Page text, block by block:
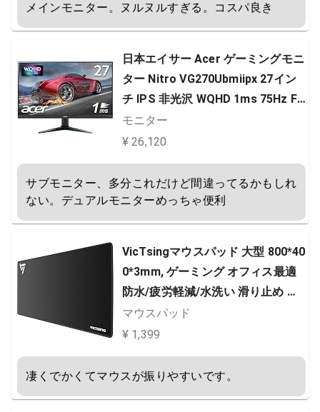
メインモニター。ヌルヌルすぎる。コスパ良き
日本エイサー Acer ゲーミングモニ
ター Nitro VG270Ubmiipx 27イン
チ IPS 非光沢 WQHD 1ms 75Hz Fr
eeSync フレームレスデザイン HD
MIx2 スピーカー内蔵 VESAマウン
ーライト軽減
モニター
¥ 26,120
サブモニター、多分これだけど間違ってるかもしれ
ない。デュアルモニターめっちゃ便利
VicTsingマウスパッド 大型 800*40
0*3mm, ゲーミング オフィス最適
防水/疲労軽減/水洗い 滑り止め 耐
久性が良い/高級感 FPSゲーム おし
ゃれ, オフィス/サイバーカフェなど
マウスパッド
¥ 1,399
凄くでかくてマウスが振りやすいです。